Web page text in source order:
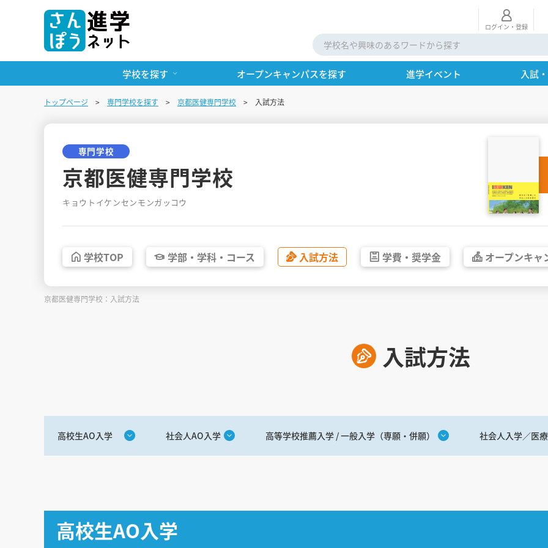
ログイン・登録
学校を探す オープンキャンパスを探す 進学イベント 入試
トップページ 専門学校を探す 京都医健専門学校 入試方法
専門学校
京都医健専門学校
キョウトイケンセンモンガッコウ
学校TOP 学部・ 学科・ コース 入試方法 学費・ 奨学金 オープンキャ
京都医健専門学校：入試方法
入試方法
高校生AO入学 社会人AO入学 高等学校推薦入学 / 一般入学（専願・併願） 社会人入学／医
高校生AO入学